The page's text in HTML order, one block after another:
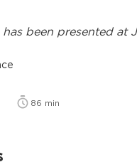
has been presented at
86 min